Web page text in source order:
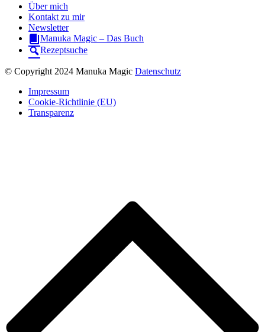
Über mich
Kontakt zu mir
Newsletter
Manuka Magic – Das Buch
Rezeptsuche
© Copyright 2024 Manuka Magic Datenschutz
Impressum
Cookie-Richtlinie (EU)
Transparenz